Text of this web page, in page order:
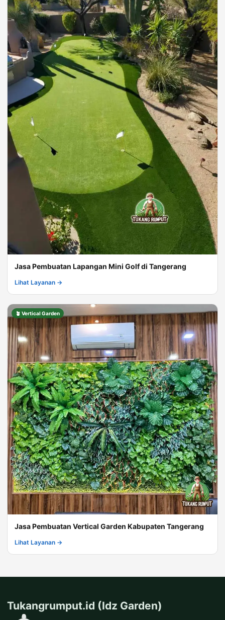
Jasa Pembuatan Lapangan Mini Golf di Tangerang
Lihat Layanan →
🪴 Vertical Garden
Jasa Pembuatan Vertical Garden Kabupaten Tangerang
Lihat Layanan →
Tukangrumput.id (Idz Garden)